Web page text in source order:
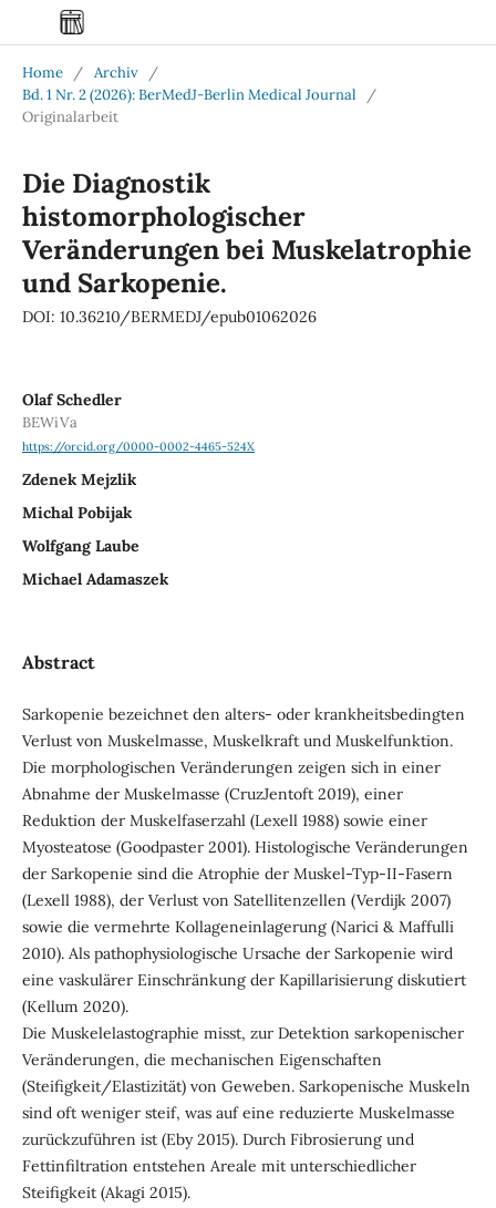
Home / Archiv
/
Bd. 1 Nr. 2 (2026): BerMedJ-Berlin Medical Journal
/
Originalarbeit
Die Diagnostik
histomorphologischer
Veränderungen bei Muskelatrophie
und Sarkopenie.
DOI: 10.36210/BERMEDJ/epub01062026
Olaf Schedler
BEWiVa
https://orcid.org/0000-0002-4465-524X
Zdenek Mejzlik
Michal Pobijak
Wolfgang Laube
Michael Adamaszek
Abstract
Sarkopenie bezeichnet den alters- oder krankheitsbedingten
Verlust von Muskelmasse, Muskelkraft und Muskelfunktion.
Die morphologischen Veränderungen zeigen sich in einer
Abnahme der Muskelmasse (CruzJentoft 2019), einer
Reduktion der Muskelfaserzahl (Lexell 1988) sowie einer
Myosteatose (Goodpaster 2001). Histologische Veränderungen
der Sarkopenie sind die Atrophie der Muskel-Typ-II-Fasern
(Lexell 1988), der Verlust von Satellitenzellen (Verdijk 2007)
sowie die vermehrte Kollageneinlagerung (Narici & Maffulli
2010). Als pathophysiologische Ursache der Sarkopenie wird
eine vaskulärer Einschränkung der Kapillarisierung diskutiert
(Kellum 2020).
Die Muskelelastographie misst, zur Detektion sarkopenischer
Veränderungen, die mechanischen Eigenschaften
(Steifigkeit/Elastizität) von Geweben. Sarkopenische Muskeln
sind oft weniger steif, was auf eine reduzierte Muskelmasse
zurückzuführen ist (Eby 2015). Durch Fibrosierung und
Fettinfiltration entstehen Areale mit unterschiedlicher
Steifigkeit (Akagi 2015).